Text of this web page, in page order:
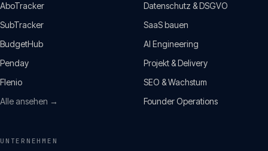
AboTracker
SubTracker
BudgetHub
Penday
Flenio
Alle ansehen →
Datenschutz & DSGVO
SaaS bauen
AI Engineering
Projekt & Delivery
SEO & Wachstum
Founder Operations
UNTERNEHMEN